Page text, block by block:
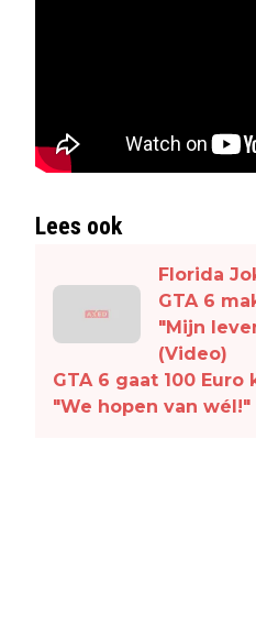
Lees ook
Florida
GTA 6
"Mijn
(Video)
GTA 6 gaat 100 Euro
"We hopen van wél!"